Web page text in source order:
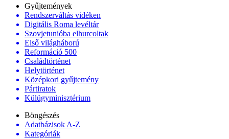
Gyűjtemények
Rendszerváltás vidéken
Digitális Roma levéltár
Szovjetunióba elhurcoltak
Első világháború
Reformáció 500
Családtörténet
Helytörténet
Középkori gyűjtemény
Pártiratok
Külügyminisztérium
Böngészés
Adatbázisok A-Z
Kategóriák